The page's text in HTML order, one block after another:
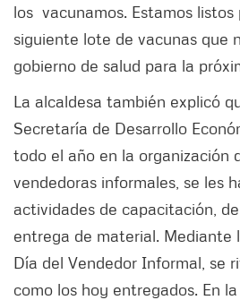
los vacunamos. Estamos listos
siguiente lote de vacunas que
gobierno de salud para la
La alcaldesa también explicó
Secretaría de Desarrollo
todo el año en la organización
vendedoras informales, se les
actividades de capacitación,
entrega de material. Mediante
Día del Vendedor Informal, se
como los hoy entregados. En